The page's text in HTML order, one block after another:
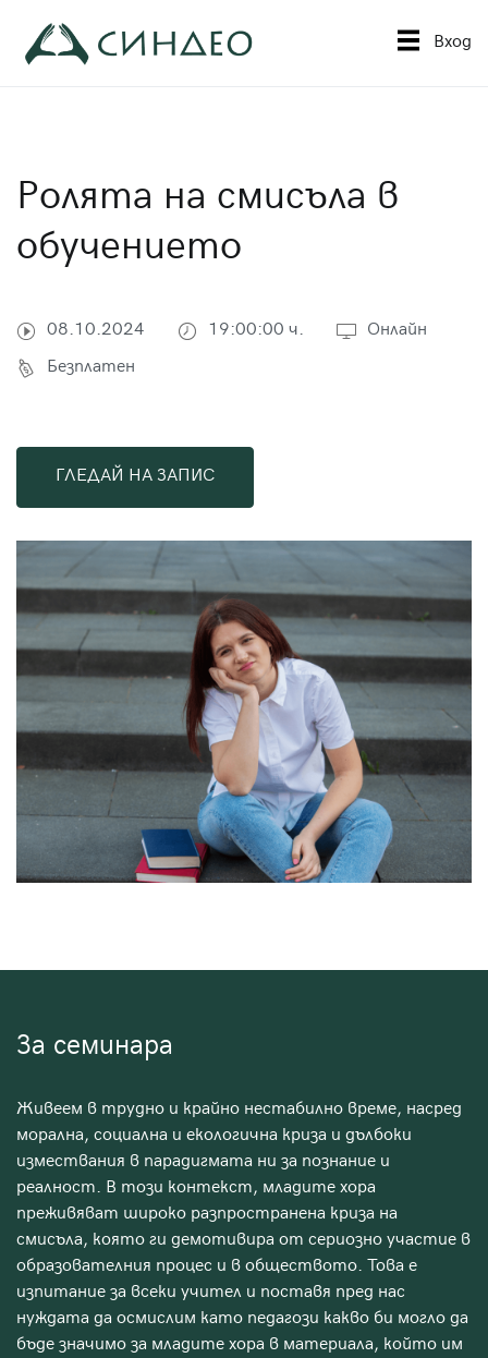
съдържанието
Вход
Ролята на смисъла в
обучението
08.10.2024 19:00:00 ч. Онлайн
Безплатен
ГЛЕДАЙ НА ЗАПИС
За семинара
Живеем в трудно и крайно нестабилно време, насред
морална, социална и екологична криза и дълбоки
измествания в парадигмата ни за познание и
реалност. В този контекст, младите хора
преживяват широко разпространена криза на
смисъла, която ги демотивира от сериозно участие в
образователния процес и в обществото. Това е
изпитание за всеки учител и поставя пред нас
нуждата да осмислим като педагози какво би могло да
бъде значимо за младите хора в материала, който им